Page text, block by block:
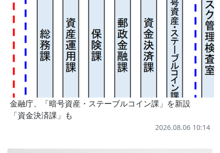
金融庁、「暗号資産・ステーブルコイン課」を新設
「資金決済課」も
2026.08.06 10:14